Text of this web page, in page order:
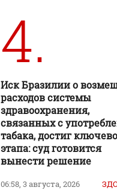
4.
Иск Бразилии о
расходов системы
здравоохранения,
связанных с
табака, достиг
этапа: суд готовится
вынести решение
06:58, 3 августа, 2026